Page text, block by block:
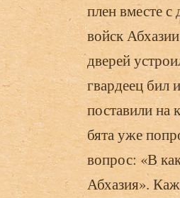
плен вместе
войск
дверей
гвардеец бил
поставили на
бята уже
вопрос: «В
Абхазия».